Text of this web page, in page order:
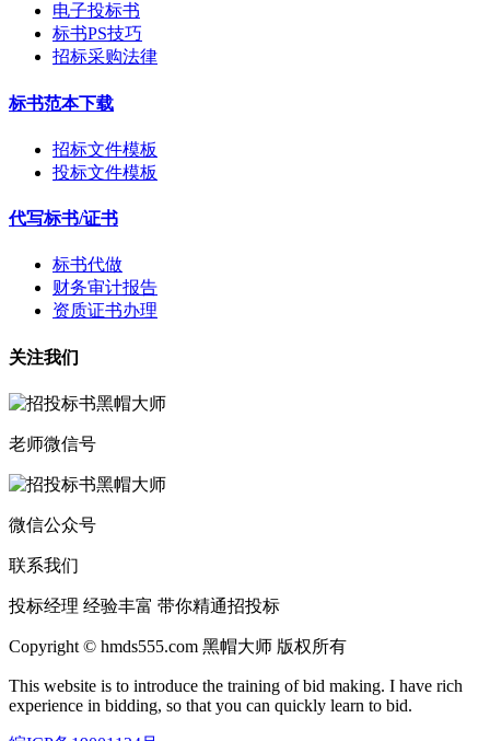
电子投标书
标书PS技巧
招标采购法律
标书范本下载
招标文件模板
投标文件模板
代写标书/证书
标书代做
财务审计报告
资质证书办理
关注我们
老师微信号
微信公众号
联系我们
投标经理 经验丰富 带你精通招投标
Copyright © hmds555.com 黑帽大师 版权所有
This website is to introduce the training of bid making. I have rich
experience in bidding, so that you can quickly learn to bid.